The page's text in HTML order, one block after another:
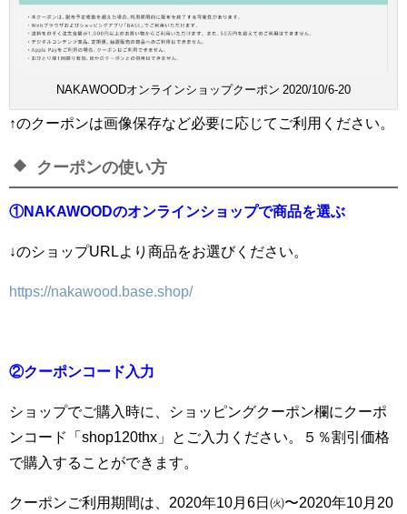
NAKAWOODオンラインショップクーポン 2020/10/6-20
↑のクーポンは画像保存など必要に応じてご利用ください。
クーポンの使い方
①NAKAWOODのオンラインショップで商品を選ぶ
↓のショップURLより商品をお選びください。
https://nakawood.base.shop/
②クーポンコード入力
ショップでご購入時に、ショッピングクーポン欄にクーポ
ンコード「shop120thx」とご入力ください。５％割引価格
で購入することができます。
クーポンご利用期間は、2020年10月6日㈫〜2020年10月20